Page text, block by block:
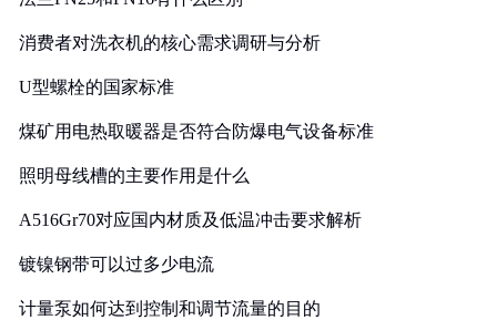
消费者对洗衣机的核心需求调研与分析
U型螺栓的国家标准
煤矿用电热取暖器是否符合防爆电气设备标准
照明母线槽的主要作用是什么
A516Gr70对应国内材质及低温冲击要求解析
镀镍钢带可以过多少电流
计量泵如何达到控制和调节流量的目的